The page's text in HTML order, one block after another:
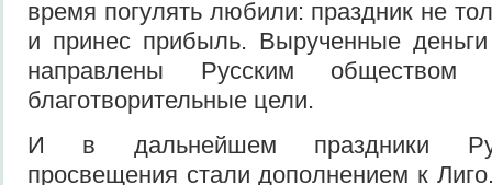
время погулять любили: праздник не
и принес прибыль. Вырученные
направлены Русским обществом
благотворительные цели.
И в дальнейшем праздники
просвещения стали дополнением к